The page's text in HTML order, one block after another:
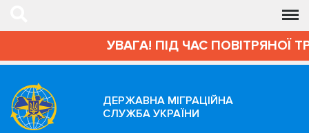
УВАГА! ПІД ЧАС ПОВІТРЯНОЇ
ДЕРЖАВНА МІГРАЦІЙНА
СЛУЖБА УКРАЇНИ